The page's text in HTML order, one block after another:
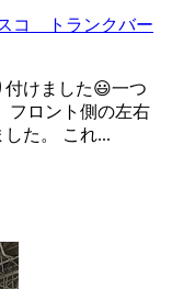
コ トランクバー
けました😃一つ
フロント側の左右
た。 これ...